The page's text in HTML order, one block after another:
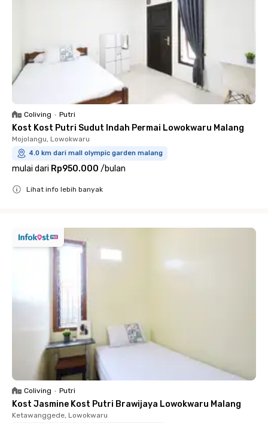
Coliving • Putri
Kost Kost Putri Sudut Indah Permai Lowokwaru Malang
Mojolangu, Lowokwaru
4.0 km dari mall olympic garden malang
mulai dari Rp950.000 /bulan
Lihat info lebih banyak
Coliving • Putri
Kost Jasmine Kost Putri Brawijaya Lowokwaru Malang
Ketawanggede, Lowokwaru